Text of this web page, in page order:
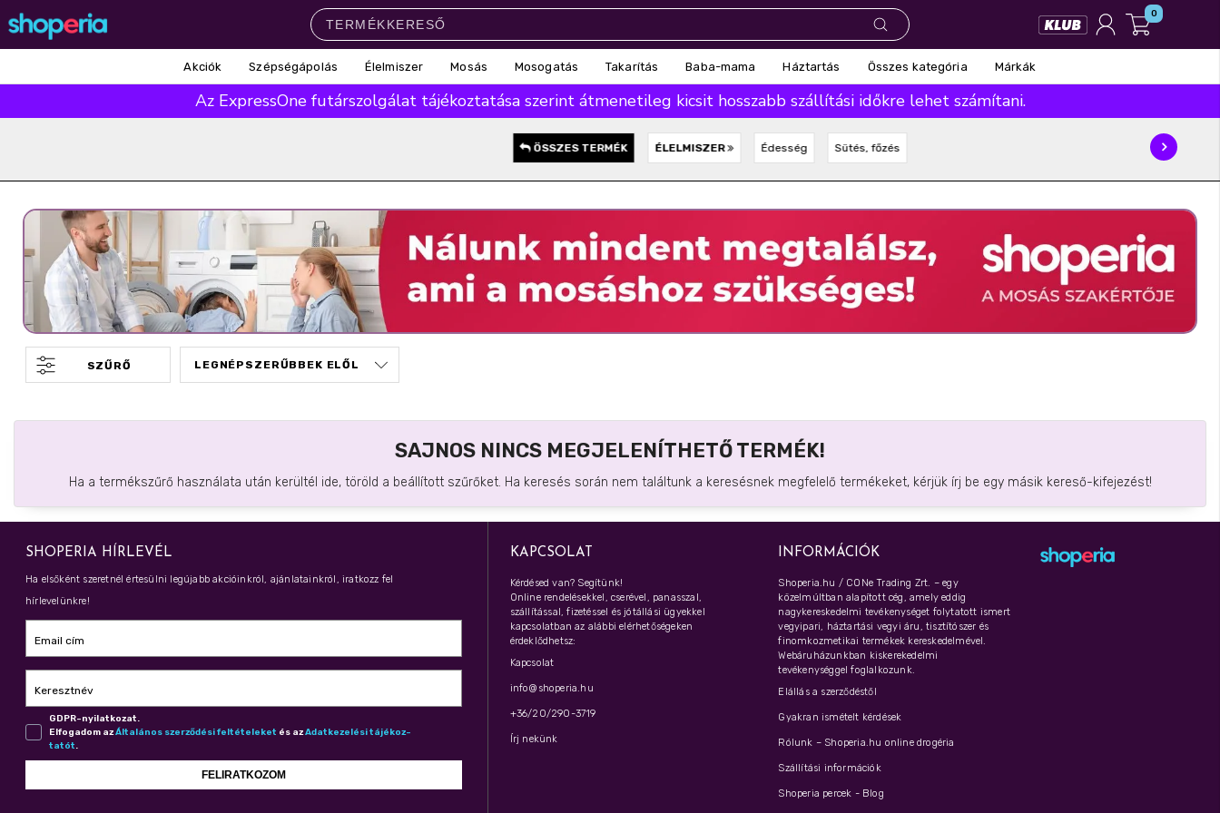
0
Élelmiszer
Pampers Lenor
Violeta Coccolino
Népszerű keresések
leukoplast ariel lenor finish
Akciók Szépségápolás Élelmiszer Mosás Mosogatás Takarítás Baba-mama Háztartás Összes kategória Márkák
Az ExpressOne futárszolgálat tájékoztatása szerint átmenetileg kicsit hosszabb szállítási időkre lehet számítani.
ÖSSZES TERMÉK ÉLELMISZER Édesség Sütés, főzés
SZŰRŐ
SAJNOS NINCS MEGJELENÍTHETŐ TERMÉK!
Ha a termékszűrő használata után kerültél ide, töröld a beállított szűrőket. Ha keresés során nem találtunk a keresésnek megfelelő termékeket, kérjük írj be egy másik kereső-kifejezést!
SHOPERIA HÍRLEVÉL
Ha elsőként szeretnél értesülni legújabb akcióinkról, ajánlatainkról, iratkozz fel
hírlevelünkre!
Email cím
Keresztnév
GDPR-nyilatkozat.
Elfogadom azÁl­ta­lá­nos szer­ző­dé­si fel­té­te­le­ket és azAdat­ke­ze­lé­si tá­jé­koz­
ta­tót.
FELIRATKOZOM
KAPCSOLAT
Kérdésed van? Segítünk!
Online rendelésekkel, cserével, panasszal,
szállítással, fizetéssel és jótállási ügyekkel
kapcsolatban az alábbi elérhetőségeken
érdeklődhetsz:
Kapcsolat
info@shoperia.hu
+36/20/290-3719
Írj nekünk
INFORMÁCIÓK
Shoperia.hu / CONe Trading Zrt. – egy
közelmúltban alapított cég, amely eddig
nagykereskedelmi tevékenységet folytatott ismert
vegyipari, háztartási vegyi áru, tisztítószer és
finomkozmetikai termékek kereskedelmével.
Webáruházunkban kiskerekedelmi
tevékenységgel foglalkozunk.
Elállás a szerződéstől
Gyakran ismételt kérdések
Rólunk – Shoperia.hu online drogéria
Szállítási információk
Shoperia percek - Blog